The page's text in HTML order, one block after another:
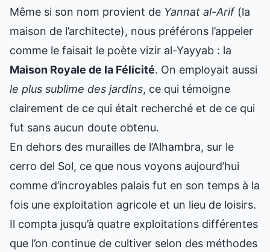
Même si son nom provient de Yannat al-Arif(la
maison de l’architecte), nous préférons l’appeler
comme le faisait le poète vizir al-Yayyab : la
Maison Royale de la Félicité. On employait aussi
le plus sublime des jardins, ce qui témoigne
clairement de ce qui était recherché et de ce qui
fut sans aucun doute obtenu.
En dehors des murailles de l’Alhambra, sur le
cerro del Sol, ce que nous voyons aujourd’hui
comme d’incroyables palais fut en son temps à la
fois une exploitation agricole et un lieu de loisirs.
Il compta jusqu’à quatre exploitations différentes
que l’on continue de cultiver selon des méthodes